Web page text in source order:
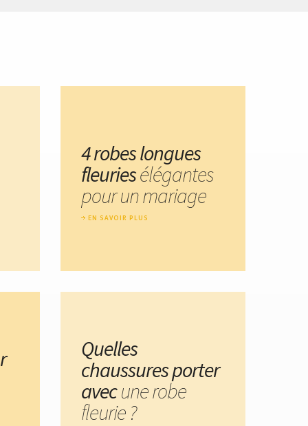
4 robes longues
fleuriesélégantes
pour un mariage
EN SAVOIR PLUS
Quelles
chaussures porter
avecune robe
fleurie ?